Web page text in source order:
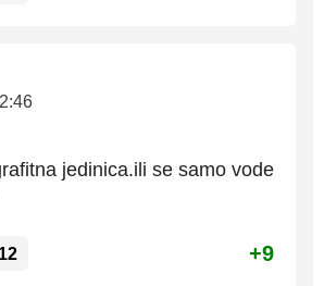
jedinica.ili se samo vode
12 +9